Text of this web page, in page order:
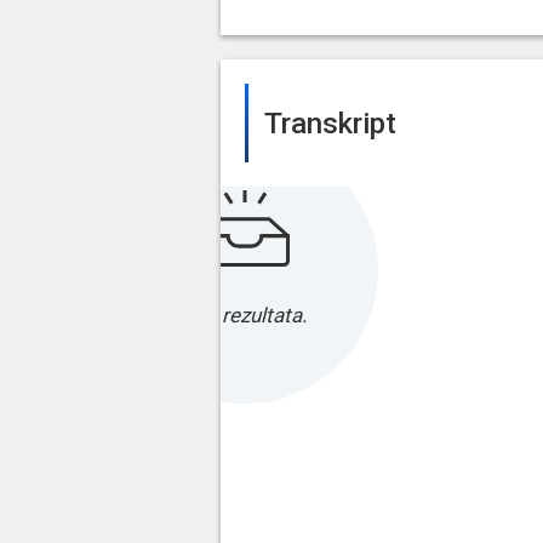
Transkript
Bez rezultata.